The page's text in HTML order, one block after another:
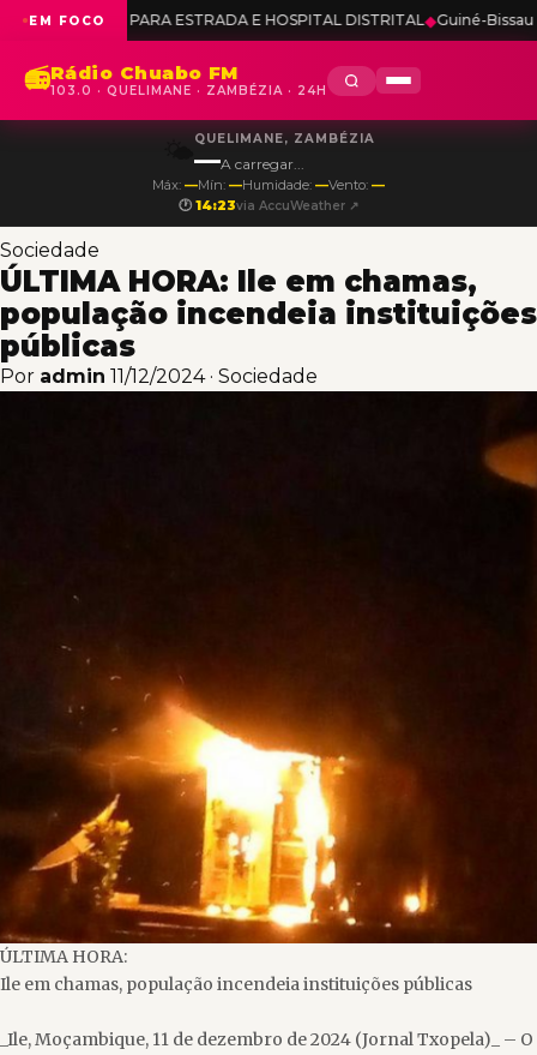
EM FOCO
PARA ESTRADA E HOSPITAL DISTRITAL◆Guiné-Bissau reafirma
📻Rádio Chuabo FM
103.0 · QUELIMANE · ZAMBÉZIA · 24H
QUELIMANE, ZAMBÉZIA
—A carregar...
Máx: —Mín: —Humidade: —Vento: —
🕐 14:23via AccuWeather ↗
Sociedade
ÚLTIMA HORA: Ile em chamas,
população incendeia instituições
públicas
Por admin 11/12/2024 · Sociedade
ÚLTIMA HORA:
Ile em chamas, população incendeia instituições públicas
_Ile, Moçambique, 11 de dezembro de 2024 (Jornal Txopela)_ – O